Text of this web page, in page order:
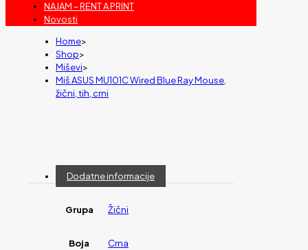
NAJAM – RENT A PRINT
Novosti
Home>
Shop>
Miševi>
Miš ASUS MU101C Wired Blue Ray Mouse,
žični, tih, crni
Dodatne informacije
Grupa Žični
Boja Crna